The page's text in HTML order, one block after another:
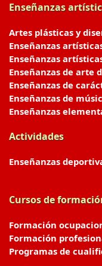
Enseñanzas
Artes plásticas y
Enseñanzas
Enseñanzas
Enseñanzas de arte
Enseñanzas de
Enseñanzas de
Enseñanzas
Actividades
Enseñanzas
Cursos de
Formación
Formación
Programas de